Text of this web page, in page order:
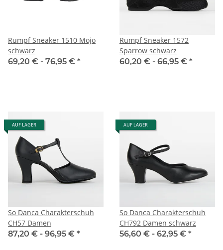
Rumpf Sneaker 1510 Mojo
schwarz
69,20 € - 76,95 € *
Rumpf Sneaker 1572
Sparrow schwarz
60,20 € - 66,95 € *
AUF LAGER
So Danca Charakterschuh
CH57 Damen
87,20 € - 96,95 € *
AUF LAGER
So Danca Charakterschuh
CH792 Damen schwarz
56,60 € - 62,95 € *